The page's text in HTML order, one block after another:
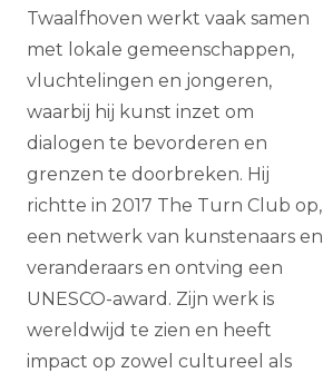
Twaalfhoven werkt vaak samen
met lokale gemeenschappen,
vluchtelingen en jongeren,
waarbij hij kunst inzet om
dialogen te bevorderen en
grenzen te doorbreken. Hij
richtte in 2017 The Turn Club op,
een netwerk van kunstenaars en
veranderaars en ontving een
UNESCO-award. Zijn werk is
wereldwijd te zien en heeft
impact op zowel cultureel als